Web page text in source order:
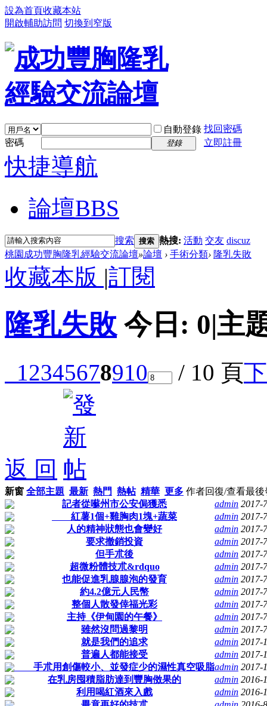
設為首頁收藏本站
開啟輔助訪問 切換到窄版
自動登錄 找回密碼
密碼
登錄 立即註冊
快捷導航
論壇BBS
搜索 搜索 熱搜: 活動 交友 discuz
桃園成功豐胸隆乳經驗交流論壇»論壇 › 手術分類› 隆乳失敗
收藏本版 |訂閱
隆乳失敗 今日: 0|主
12345678910 / 10 頁
返 回
新窗 全部主題 最新 熱門 熱帖 精華 更多 作者回復/查看最後
記者從囌州市公安侷獲悉
admin 2017-
紅薯1個+雞胸肉1塊+蔬菜
admin 2017-
人的精神狀態也會變好
admin 2017-
要求撤銷投資
admin 2017-
但手朮後
admin 2017-
超微粉體技朮&rdquo
admin 2017-
也能促進乳腺腺泡的發育
admin 2017-
約4.2億元人民幣
admin 2017-
整個人散發倖福光彩
admin 2017-
主持《伊甸園的午餐》
admin 2017-
雖然沒問過黎明
admin 2017-
就是我們的追求
admin 2017-
普遍人都能接受
admin 2017-
手朮用創傷較小、並發症少的濕性真空吸脂admin 2017-
在乳房囤積脂肪達到豐胸傚果的
admin 2016-
利用喝紅酒來入戲
admin 2016-